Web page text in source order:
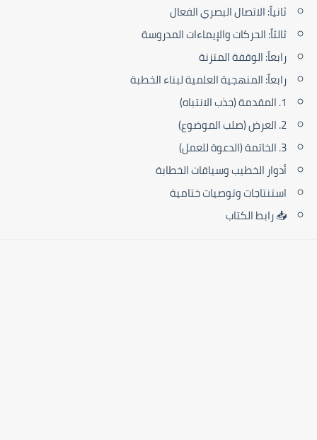
ثانياً: الاتصال البصري الفعال
ثالثاً: الحركات والإيماءات المدروسة
رابعاً: الوقفة المتزنة
رابعاً: المنهجية العلمية لبناء الخطبة
1. المقدمة (جذب الانتباه)
2. العرض (صلب الموضوع)
3. الخاتمة (الدعوة للعمل)
أدوار الخطيب وسياقات الخطابة
استنتاجات وتوصيات ختامية
📥 رابط الكتاب